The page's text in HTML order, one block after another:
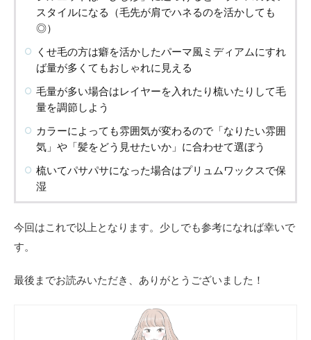
スタイルになる（毛先が肩でハネるのを活かしても
◎）
くせ毛の方は癖を活かしたパーマ風ミディアムにすれ
ば量が多くてもおしゃれに見える
毛量が多い場合はレイヤーを入れたり梳いたりして毛
量を調節しよう
カラーによっても雰囲気が変わるので「なりたい雰囲
気」や「髪をどう見せたいか」に合わせて選ぼう
梳いてパサパサになった場合はプリュムワックスで保
湿
今回はこれで以上となります。少しでも参考になれば幸いで
す。
最後までお読みいただき、ありがとうございました！